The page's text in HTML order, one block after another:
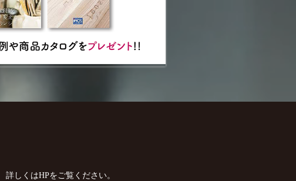
詳しくはHPをご覧ください。